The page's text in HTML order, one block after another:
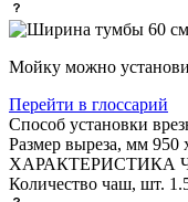
Мойку можно
Перейти в глоссарий
Способ установки
Размер выреза, мм 950
ХАРАКТЕРИСТИКА
Количество чаш, шт.